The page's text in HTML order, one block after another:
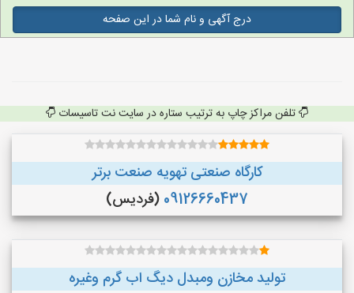
درج آگهی و نام شما در این صفحه
تلفن مراکز چاپ به ترتیب ستاره در سایت نت تاسیسات
کارگاه صنعتی تهویه صنعت برتر
09126660437 (فردیس)
تولید مخازن ومبدل دیگ اب گرم وغیره